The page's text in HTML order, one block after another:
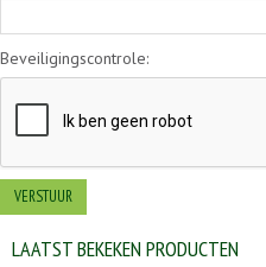
Beveiligingscontrole:
LAATST BEKEKEN PRODUCTEN